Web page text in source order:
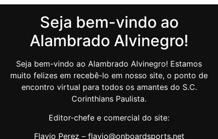
Seja bem-vindo ao
Alambrado Alvinegro!
Seja bem-vindo ao Alambrado Alvinegro! Estamos
muito felizes em recebê-lo em nosso site, o ponto de
encontro virtual para todos os amantes do S.C.
Corinthians Paulista.
Editor-chefe e comercial do site:
Flavio Perez – flavio@onboardsports.net